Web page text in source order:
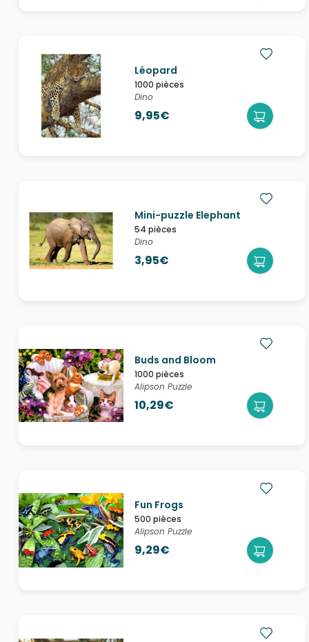
Léopard
1000 pièces
Dino
9,95€
Mini-puzzle Elephant
54 pièces
Dino
3,95€
Buds and Bloom
1000 pièces
Alipson Puzzle
10,29€
Fun Frogs
500 pièces
Alipson Puzzle
9,29€